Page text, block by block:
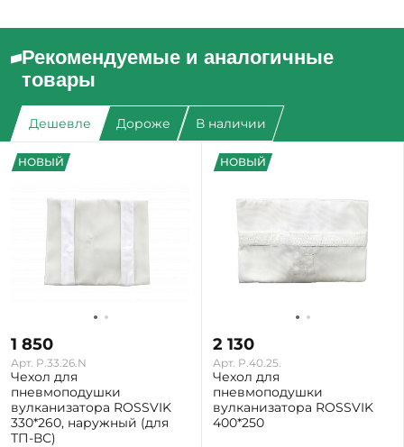
Рекомендуемые и аналогичные
товары
Дешевле Дороже В наличии
НОВЫЙ
1 850
Арт. P.33.26.N
Чехол для
пневмоподушки
вулканизатора ROSSVIK
330*260, наружный (для
ТП-ВС)
НОВЫЙ
2 130
Арт. P.40.25.
Чехол для
пневмоподушки
вулканизатора ROSSVIK
400*250